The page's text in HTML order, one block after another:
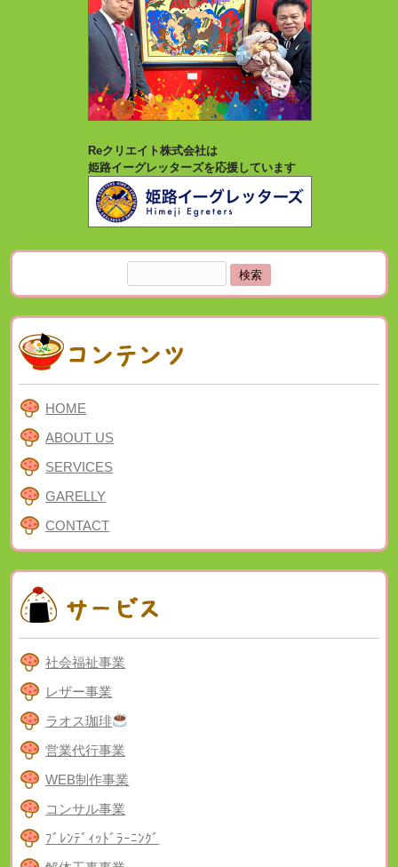
Reクリエイト株式会社は
姫路イーグレッターズを応援しています
索:
HOME
ABOUT US
SERVICES
GARELLY
CONTACT
社会福祉事業
レザー事業
ラオス珈琲
営業代行事業
WEB制作事業
コンサル事業
ﾌﾞﾚﾝﾃﾞｨｯﾄﾞﾗｰﾆﾝｸﾞ